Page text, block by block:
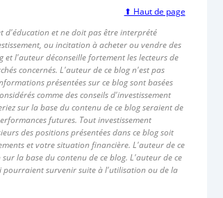
⬆ Haut de page
d'éducation et ne doit pas être interprété
ou incitation à acheter ou vendre des
et l'auteur déconseille fortement les lecteurs de
concernés. L'auteur de ce blog n'est pas
présentées sur ce blog sont basées
comme des conseils d'investissement
sur la base du contenu de ce blog seraient de
futures. Tout investissement
des positions présentées dans ce blog soit
et votre situation financière. L'auteur de ce
la base du contenu de ce blog. L'auteur de ce
pourraient survenir suite à l'utilisation ou de la